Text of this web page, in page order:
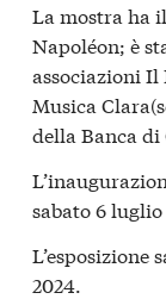
La mostra ha il
Napoléon; è
associazioni Il
Musica
della Banca di
sabato 6 luglio
2024.